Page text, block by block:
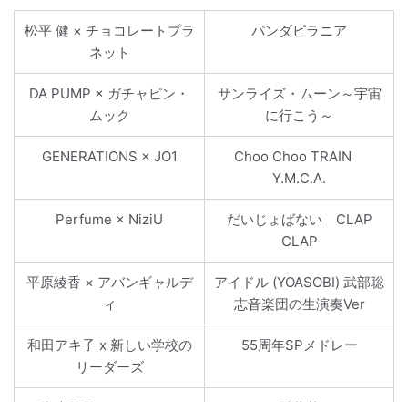
松平 健 × チョコレートプラ
ネット
パンダピラニア
DA PUMP × ガチャピン・
ムック
サンライズ・ムーン～宇宙
に行こう～
GENERATIONS × JO1
Choo Choo TRAIN
Y.M.C.A.
Perfume × NiziU
だいじょばない CLAP
CLAP
平原綾香 × アバンギャルデ
ィ
アイドル (YOASOBI) 武部聡
志音楽団の生演奏Ver
和田アキ子 x 新しい学校の
リーダーズ
55周年SPメドレー